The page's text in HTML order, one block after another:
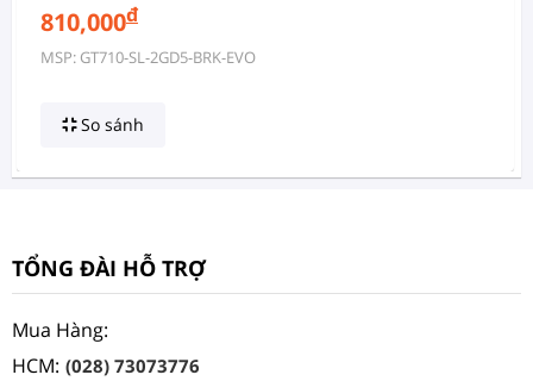
810,000đ
MSP: GT710-SL-2GD5-BRK-EVO
So sánh
TỔNG ĐÀI HỖ TRỢ
Mua Hàng:
HCM: (028) 73073776